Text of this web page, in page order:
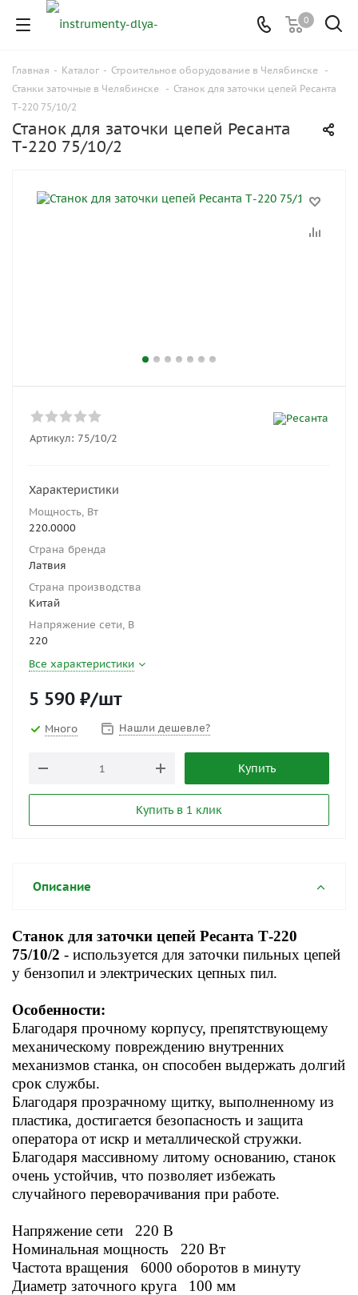
0
Главная - Каталог - Строительное оборудование в Челябинске -
Станки заточные в Челябинске - Станок для заточки цепей Ресанта
Т-220 75/10/2
Станок для заточки цепей Ресанта
Т-220 75/10/2
Артикул: 75/10/2
Характеристики
Мощность, Вт
220.0000
Страна бренда
Латвия
Страна производства
Китай
Напряжение сети, В
220
Все характеристики
5 590 ₽/шт
Много Нашли дешевле?
Купить
Купить в 1 клик
Описание
Станок для заточки цепей Ресанта Т-220
75/10/2 - используется для заточки пильных цепей
у бензопил и электрических цепных пил.
Особенности:
Благодаря прочному корпусу, препятствующему
механическому повреждению внутренних
механизмов станка, он способен выдержать долгий
срок службы.
Благодаря прозрачному щитку, выполненному из
пластика, достигается безопасность и защита
оператора от искр и металлической стружки.
Благодаря массивному литому основанию, станок
очень устойчив, что позволяет избежать
случайного переворачивания при работе.
Напряжение сети 220 В
Номинальная мощность 220 Вт
Частота вращения 6000 оборотов в минуту
Диаметр заточного круга 100 мм